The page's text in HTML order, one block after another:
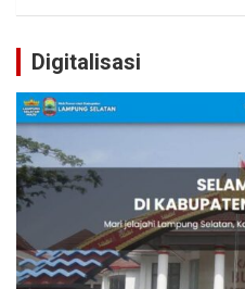
Digitalisasi